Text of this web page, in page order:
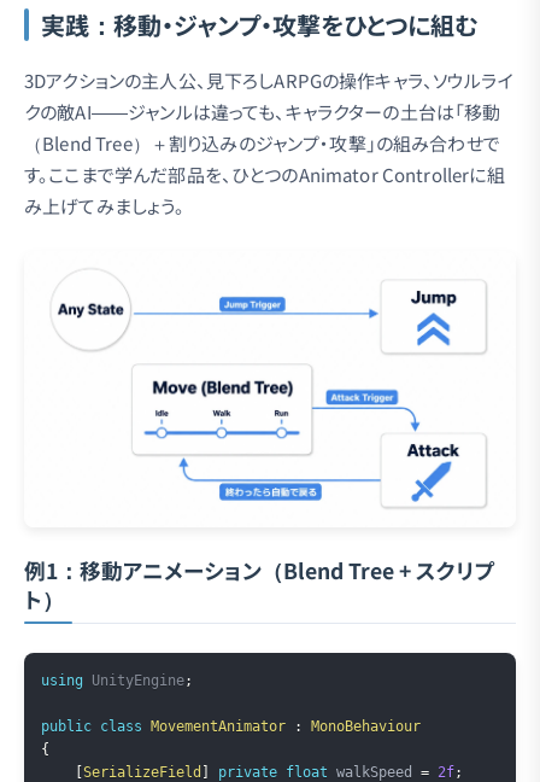
実践：移動・ジャンプ・攻撃をひとつに組む
3Dアクションの主人公、見下ろしARPGの操作キャラ、ソウルライ
クの敵AI——ジャンルは違っても、キャラクターの土台は「移動
（Blend Tree）＋割り込みのジャンプ・攻撃」の組み合わせで
す。ここまで学んだ部品を、ひとつのAnimator Controllerに組
み上げてみましょう。
例1：移動アニメーション（Blend Tree + スクリプ
ト）
using UnityEngine;
public class MovementAnimator :
MonoBehaviour
{
[SerializeField ] private float walkSpeed = 2f;